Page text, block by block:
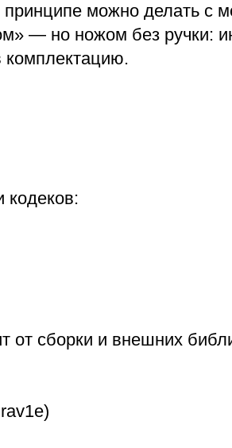
принципе можно делать с
— но ножом без ручки:
комплектацию.
кодеков:
от сборки и внешних